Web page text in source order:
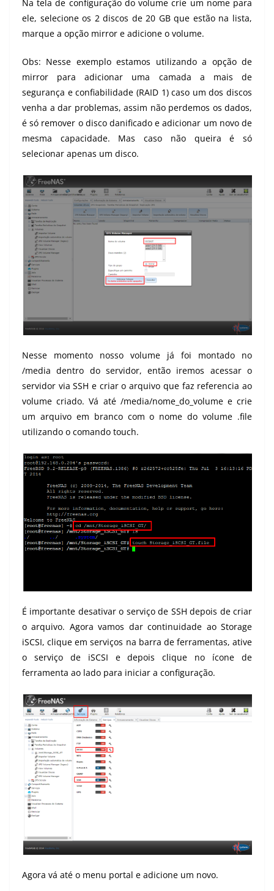
Na tela de configuração do volume crie um nome para
ele, selecione os 2 discos de 20 GB que estão na lista,
marque a opção mirror e adicione o volume.
Obs: Nesse exemplo estamos utilizando a opção de
mirror para adicionar uma camada a mais de
segurança e confiabilidade (RAID 1) caso um dos discos
venha a dar problemas, assim não perdemos os dados,
é só remover o disco danificado e adicionar um novo de
mesma capacidade. Mas caso não queira é só
selecionar apenas um disco.
Nesse momento nosso volume já foi montado no
/media dentro do servidor, então iremos acessar o
servidor via SSH e criar o arquivo que faz referencia ao
volume criado. Vá até /media/nome_do_volume e crie
um arquivo em branco com o nome do volume .file
utilizando o comando touch.
É importante desativar o serviço de SSH depois de criar
o arquivo. Agora vamos dar continuidade ao Storage
iSCSI, clique em serviços na barra de ferramentas, ative
o serviço de iSCSI e depois clique no ícone de
ferramenta ao lado para iniciar a configuração.
Agora vá até o menu portal e adicione um novo.